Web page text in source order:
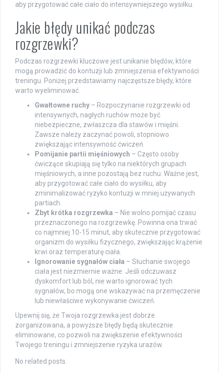
aby przygotować całe ciało do intensywniejszego wysiłku.
Jakie błędy unikać podczas
rozgrzewki?
Podczas rozgrzewki kluczowe jest unikanie błędów, które
mogą prowadzić do kontuzji lub zmniejszenia efektywności
treningu. Poniżej przedstawiamy najczęstsze błędy, które
warto wyeliminować.
Gwałtowne ruchy – Rozpoczynanie rozgrzewki od
intensywnych, nagłych ruchów może być
niebezpieczne, zwłaszcza dla stawów i mięśni.
Zawsze należy zaczynać powoli, stopniowo
zwiększając intensywność ćwiczeń.
Pomijanie partii mięśniowych – Często osoby
ćwiczące skupiają się tylko na niektórych grupach
mięśniowych, a inne pozostają bez ruchu. Ważne jest,
aby przygotować całe ciało do wysiłku, aby
zminimalizować ryzyko kontuzji w mniej używanych
partiach.
Zbyt krótka rozgrzewka – Nie wolno pomijać czasu
przeznaczonego na rozgrzewkę. Powinna ona trwać
co najmniej 10-15 minut, aby skutecznie przygotować
organizm do wysiłku fizycznego, zwiększając krążenie
krwi oraz temperaturę ciała.
Ignorowanie sygnałów ciała – Słuchanie swojego
ciała jest niezmiernie ważne. Jeśli odczuwasz
dyskomfort lub ból, nie warto ignorować tych
sygnałów, bo mogą one wskazywać na przemęczenie
lub niewłaściwe wykonywanie ćwiczeń.
Upewnij się, że Twoja rozgrzewka jest dobrze
zorganizowana, a powyższe błędy będą skutecznie
eliminowane, co pozwoli na zwiększenie efektywności
Twojego treningu i zmniejszenie ryzyka urazów.
No related posts.